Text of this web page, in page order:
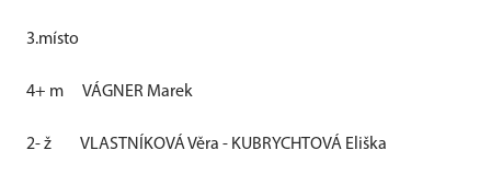
3.místo
4+ m VÁGNER Marek
2- ž VLASTNÍKOVÁ Věra - KUBRYCHTOVÁ Eliška